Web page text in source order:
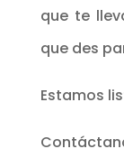
que te
que des
Estamos